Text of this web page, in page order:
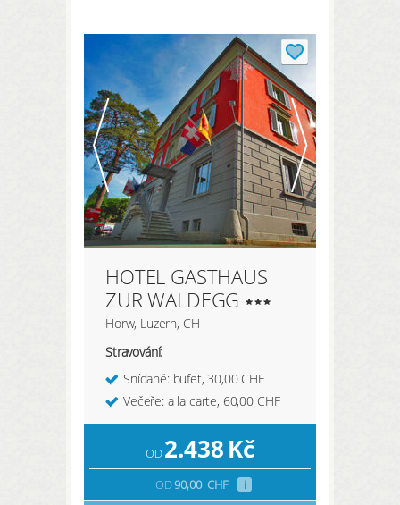
Moje údaje
Moje rezervace
Moje produkty
Oblíbené hotely
Moje zaměření
PŘIHLÁSIT
HOTEL GASTHAUS
ZUR WALDEGG
Horw, Luzern, CH
Stravování:
Snídaně: bufet, 30,00 CHF
Večeře: a la carte, 60,00 CHF
OD2.438Kč
OD90,00 CHF
i